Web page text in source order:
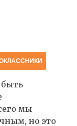
быть
мы
но это